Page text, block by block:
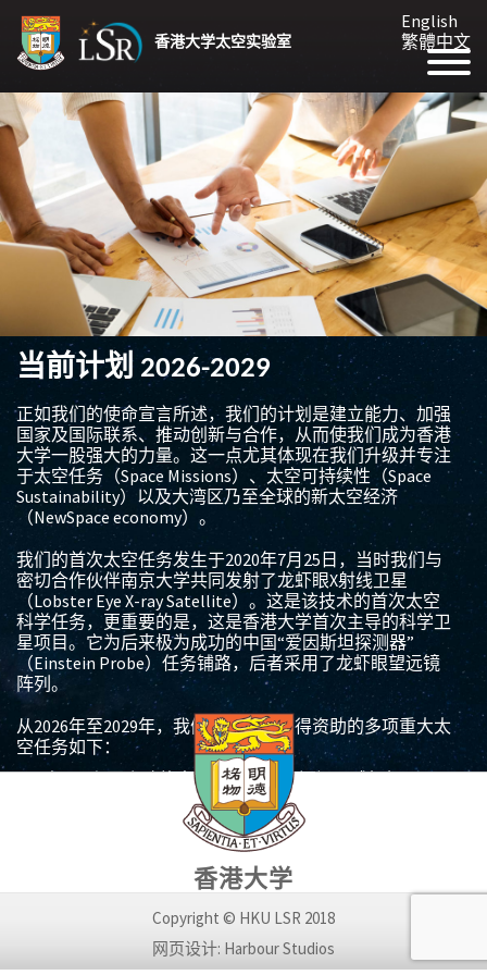
香港大学太空实验室
English
繁體中文
当前计划 2026-2029
正如我们的使命宣言所述，我们的计划是建立能力、加强
国家及国际联系、推动创新与合作，从而使我们成为香港
大学一股强大的力量。这一点尤其体现在我们升级并专注
于太空任务（Space Missions）、太空可持续性（Space
Sustainability）以及大湾区乃至全球的新太空经济
（NewSpace economy）。
我们的首次太空任务发生于2020年7月25日，当时我们与
密切合作伙伴南京大学共同发射了龙虾眼X射线卫星
（Lobster Eye X-ray Satellite）。这是该技术的首次太空
科学任务，更重要的是，这是香港大学首次主导的科学卫
星项目。它为后来极为成功的中国“爱因斯坦探测器”
（Einstein Probe）任务铺路，后者采用了龙虾眼望远镜
阵列。
从2026年至2029年，我们已获批并获得资助的多项重大太
空任务如下：
由LSR主要资助的中国嫦娥七号广视场月球相机“ILO-
C”。 这是已获国际月球观测联盟（ILOA）批准的国际
有效载荷，由香港LSR及泰国NARIT共同合作。该相机
已按LSR设计要求由北京BISME完成制造，并于2025年
底整合至月球着陆器上。计划于2026年11月底在月球
南极沙克尔顿环形山边缘着陆。
我们获得香港特区政府“一次性”航空航天专项拨款
（ITSP）3,367万港元，用于一颗12U立方卫星，预计
2028年进入月球轨道。 该卫星将搭载高光谱相机及高
灵敏度光学相机，用于探测月球表面微流星体撞击所
香港大学
Copyright © HKU LSR 2018
网页设计: Harbour Studios